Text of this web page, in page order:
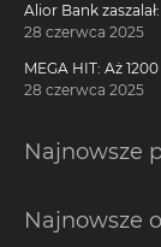
Alior Bank
darmowego konta!
28 czerwca 2025
MEGA HIT: Aż
kartę kredytową
28 czerwca 2025
Najnowsze
Najnowsze